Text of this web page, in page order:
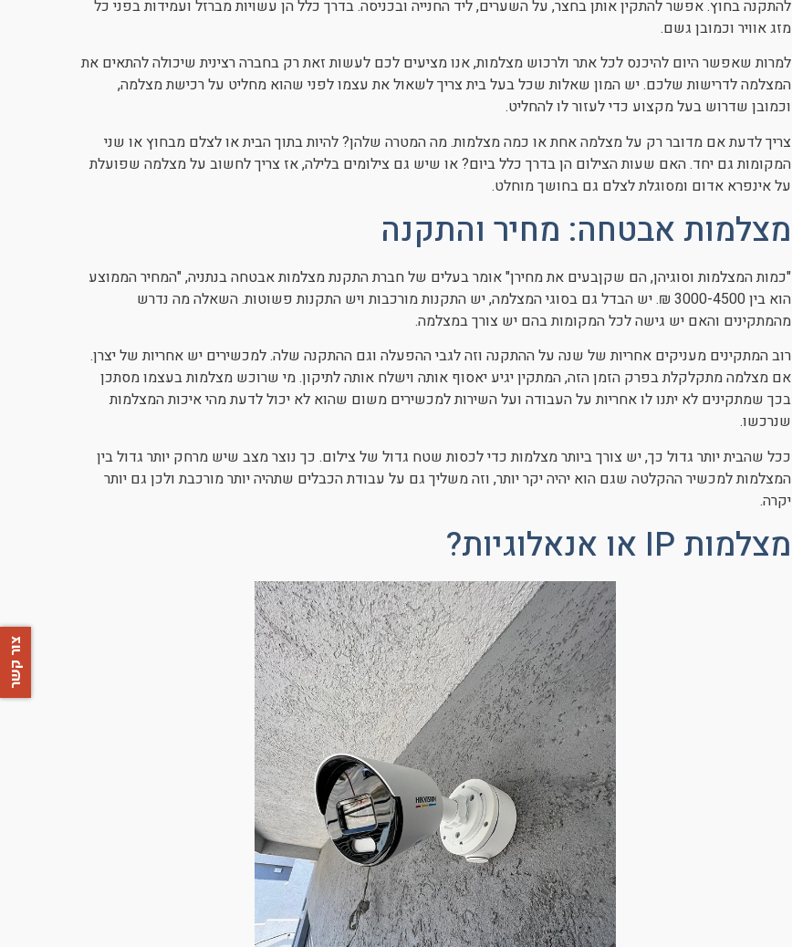
להתקנה בחוץ. אפשר להתקין אותן בחצר, על השערים, ליד החנייה ובכניסה. בדרך כלל הן עשויות מברזל ועמידות בפני כל
מזג אוויר וכמובן גשם.
למרות שאפשר היום להיכנס לכל אתר ולרכוש מצלמות, אנו מציעים לכם לעשות זאת רק בחברה רצינית שיכולה להתאים את
המצלמה לדרישות שלכם. יש המון שאלות שכל בעל בית צריך לשאול את עצמו לפני שהוא מחליט על רכישת מצלמה,
וכמובן שדרוש בעל מקצוע כדי לעזור לו להחליט.
צריך לדעת אם מדובר רק על מצלמה אחת או כמה מצלמות. מה המטרה שלהן? להיות בתוך הבית או לצלם מבחוץ או שני
המקומות גם יחד. האם שעות הצילום הן בדרך כלל ביום? או שיש גם צילומים בלילה, אז צריך לחשוב על מצלמה שפועלת
על אינפרא אדום ומסוגלת לצלם גם בחושך מוחלט.
מצלמות אבטחה: מחיר והתקנה
"כמות המצלמות וסוגיהן, הם שקןבעים את מחירן" אומר בעלים של חברת התקנת מצלמות אבטחה בנתניה, "המחיר הממוצע
הוא בין 3000-4500 ₪. יש הבדל גם בסוגי המצלמה, יש התקנות מורכבות ויש התקנות פשוטות. השאלה מה נדרש
מהמתקינים והאם יש גישה לכל המקומות בהם יש צורך במצלמה.
רוב המתקינים מעניקים אחריות של שנה על ההתקנה וזה לגבי ההפעלה וגם ההתקנה שלה. למכשירים יש אחריות של יצרן.
אם מצלמה מתקלקלת בפרק הזמן הזה, המתקין יגיע יאסוף אותה וישלח אותה לתיקון. מי שרוכש מצלמות בעצמו מסתכן
בכך שמתקינים לא יתנו לו אחריות על העבודה ועל השירות למכשירים משום שהוא לא יכול לדעת מהי איכות המצלמות
שנרכשו.
ככל שהבית יותר גדול כך, יש צורך ביותר מצלמות כדי לכסות שטח גדול של צילום. כך נוצר מצב שיש מרחק יותר גדול בין
המצלמות למכשיר ההקלטה שגם הוא יהיה יקר יותר, וזה משליך גם על עבודת הכבלים שתהיה יותר מורכבת ולכן גם יותר
יקרה.
מצלמות IP או אנאלוגיות?
צור קשר